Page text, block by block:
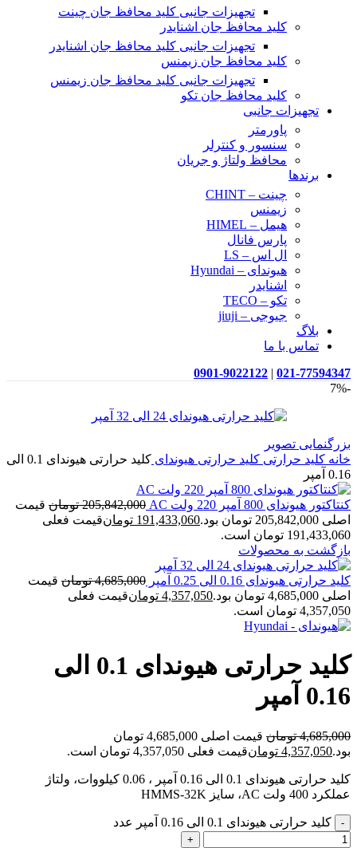
تجهیزات جانبی کلید محافظ جان چینت
کلید محافظ جان اشنایدر
تجهیزات جانبی کلید محافظ جان اشنایدر
کلید محافظ جان زیمنس
تجهیزات جانبی کلید محافظ جان زیمنس
کلید محافظ جان تکو
تجهیزات جانبی
پاورمتر
سنسور و کنترلر
محافظ ولتاژ و‌ جریان
برندها
چینت – CHINT
زیمنس
هیمل – HIMEL
پارس فانال
ال اس – LS
هیوندای – Hyundai
اشنایدر
تکو – TECO
جیوجی – jiuji
بلاگ
تماس با ما
021-77594347
|
0901-9022122
-7%
بزرگنمایی تصویر
خانه کلید حرارتی کلید حرارتی هیوندای
کلید حرارتی هیوندای 0.1 الی
0.16 آمپر
کنتاکتور هیوندای 800 آمپر 220 ولت AC 205,842,000 تومان قیمت
اصلی 205,842,000 تومان بود.
191,433,060 تومانقیمت فعلی
191,433,060 تومان است.
بازگشت به محصولات
کلید حرارتی هیوندای 0.16 الی 0.25 آمپر 4,685,000 تومان قیمت
اصلی 4,685,000 تومان بود.
4,357,050 تومانقیمت فعلی
4,357,050 تومان است.
کلید حرارتی هیوندای 0.1 الی
0.16 آمپر
4,685,000 تومان
قیمت اصلی 4,685,000 تومان
بود.4,357,050 تومانقیمت فعلی 4,357,050 تومان است.
کلید حرارتی هیوندای 0.1 الی 0.16 آمپر ، 0.06 کیلووات، ولتاژ
عملکرد 400 ولت AC، سایز HMMS-32K
کلید حرارتی هیوندای 0.1 الی 0.16 آمپر عدد